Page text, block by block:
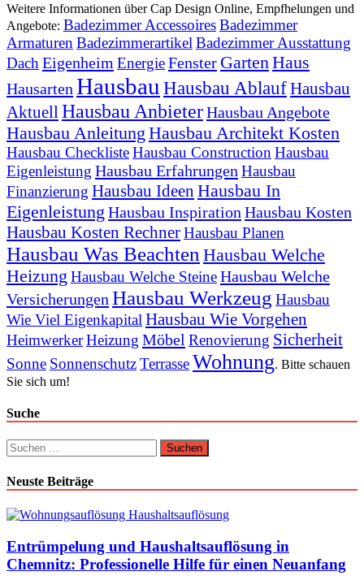
Weitere Informationen über Cap Design Online, Empfhelungen und
Angebote: Badezimmer AccessoiresBadezimmer
Armaturen Badezimmerartikel Badezimmer Ausstattung
Dach Eigenheim EnergieFenster Garten Haus
Hausarten Hausbau Hausbau AblaufHausbau
AktuellHausbau AnbieterHausbau Angebote
Hausbau Anleitung Hausbau Architekt Kosten
Hausbau ChecklisteHausbau Construction Hausbau
Eigenleistung Hausbau Erfahrungen Hausbau
Finanzierung Hausbau Ideen Hausbau In
Eigenleistung Hausbau Inspiration Hausbau Kosten
Hausbau Kosten RechnerHausbau Planen
Hausbau Was Beachten Hausbau Welche
Heizung Hausbau Welche SteineHausbau Welche
Versicherungen Hausbau Werkzeug Hausbau
Wie Viel Eigenkapital Hausbau Wie Vorgehen
HeimwerkerHeizung Möbel Renovierung Sicherheit
Sonne SonnenschutzTerrasseWohnung. Bitte schauen
Sie sich um!
Suche
Suchen
nach:
Neuste Beiträge
Entrümpelung und Haushaltsauflösung in
Chemnitz: Professionelle Hilfe für einen Neuanfang